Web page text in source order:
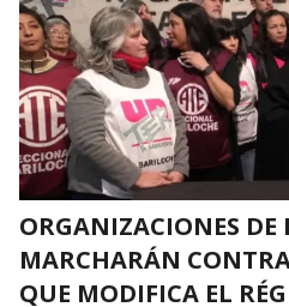
ORGANIZACIONES DE
MARCHARÁN
QUE MODIFICA EL